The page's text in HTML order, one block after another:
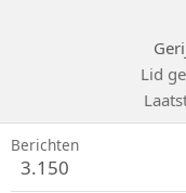
Lid
Berichten
3.150